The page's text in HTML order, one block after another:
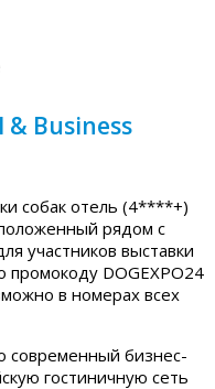
Business
собак отель (4****+)
рядом с
участников выставки
DOGEXPO24
в номерах всех
современный бизнес-
гостиничную сеть